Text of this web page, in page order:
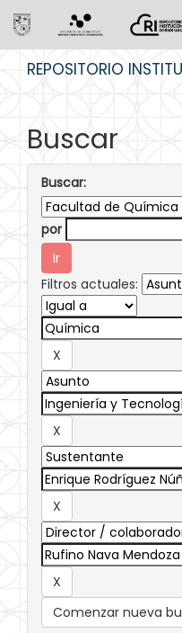
REPOSITORIO
Buscar
Buscar:
por
Filtros actuales:
Comenzar nueva